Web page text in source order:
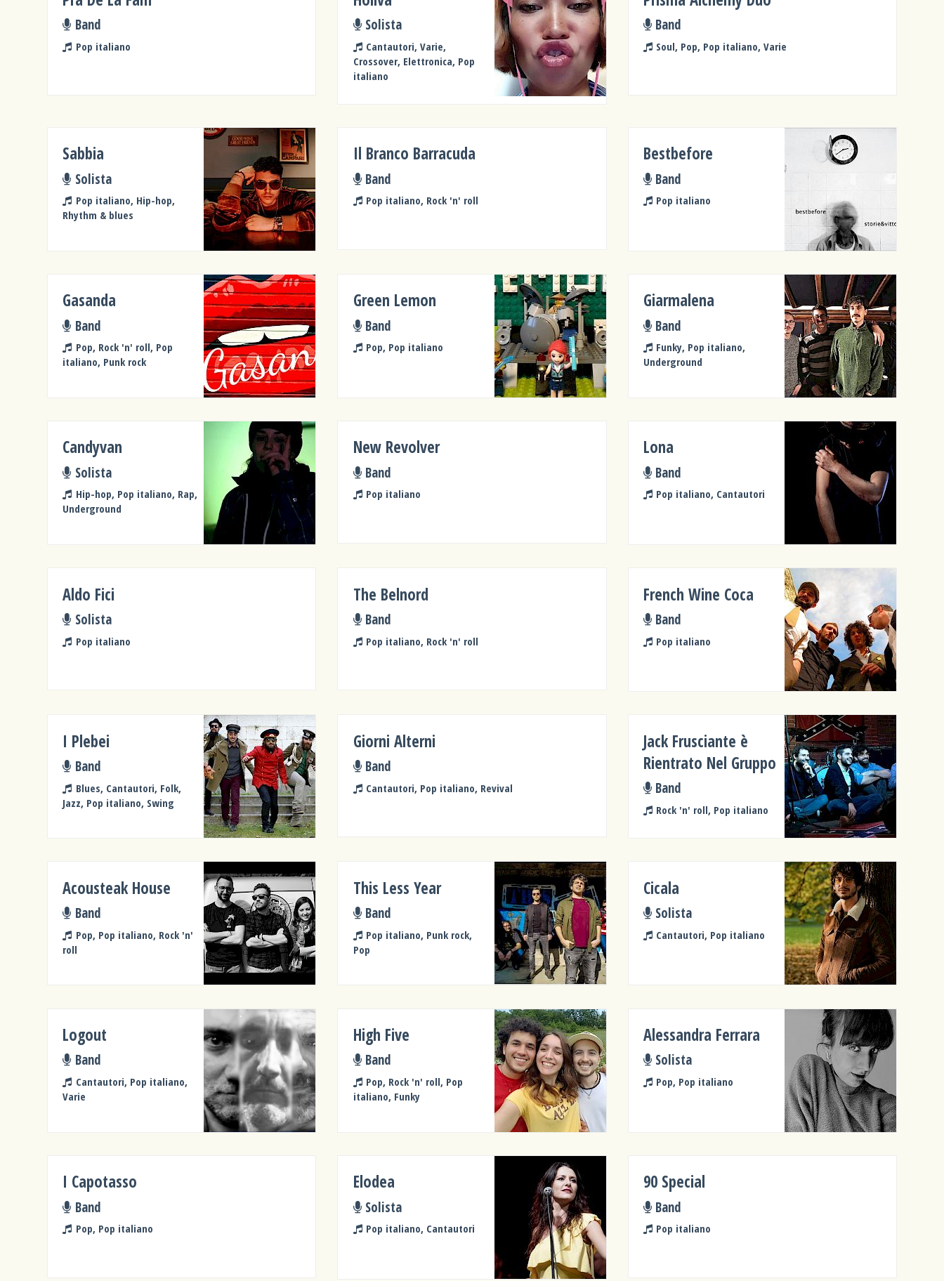
Band
Pop italiano
Solista
Cantautori, Varie,
Crossover, Elettronica, Pop
italiano
Band
Soul, Pop, Pop italiano, Varie
Sabbia
Solista
Pop italiano, Hip-hop,
Rhythm & blues
Il Branco Barracuda
Band
Pop italiano, Rock 'n' roll
Bestbefore
Band
Pop italiano
Gasanda
Band
Pop, Rock 'n' roll, Pop
italiano, Punk rock
Green Lemon
Band
Pop, Pop italiano
Giarmalena
Band
Funky, Pop italiano,
Underground
Candyvan
Solista
Hip-hop, Pop italiano, Rap,
Underground
New Revolver
Band
Pop italiano
Lona
Band
Pop italiano, Cantautori
Aldo Fici
Solista
Pop italiano
The Belnord
Band
Pop italiano, Rock 'n' roll
French Wine Coca
Band
Pop italiano
I Plebei
Band
Blues, Cantautori, Folk,
Jazz, Pop italiano, Swing
Giorni Alterni
Band
Cantautori, Pop italiano, Revival
Jack Frusciante è
Rientrato Nel Gruppo
Band
Rock 'n' roll, Pop italiano
Acousteak House
Band
Pop, Pop italiano, Rock 'n'
roll
This Less Year
Band
Pop italiano, Punk rock,
Pop
Cicala
Solista
Cantautori, Pop italiano
Logout
Band
Cantautori, Pop italiano,
Varie
High Five
Band
Pop, Rock 'n' roll, Pop
italiano, Funky
Alessandra Ferrara
Solista
Pop, Pop italiano
I Capotasso
Band
Pop, Pop italiano
Elodea
Solista
Pop italiano, Cantautori
90 Special
Band
Pop italiano